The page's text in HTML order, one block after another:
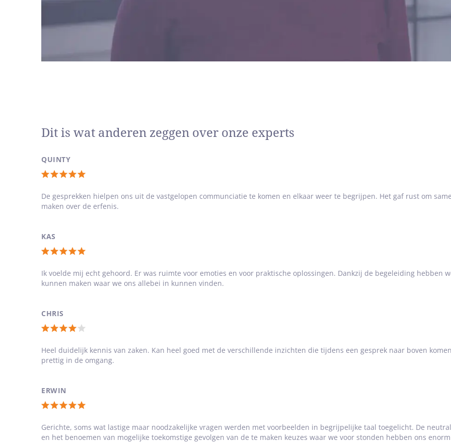
Het raakt me telkens opnieuw als mensen na afloop zeggen: “We
onze relatie.” Want dan weet ik dat het proces niet alleen over loslaten
duidelijke, toegankelijke manier van communiceren. “Eindelijk begrijp ik
Dit is wat anderen zeggen over onze experts
QUINTY
Totale
waardering:
5
5
sterren
De gesprekken hielpen ons uit de vastgelopen communciatie te komen en elkaar weer te begrijpen. Het gaf rust om
maken over de erfenis.
KAS
Totale
waardering:
5
5
sterren
Ik voelde mij echt gehoord. Er was ruimte voor emoties en voor praktische oplossingen. Dankzij de begeleiding hebben
kunnen maken waar we ons allebei in kunnen vinden.
CHRIS
Totale
waardering:
4
5
sterren
Heel duidelijk kennis van zaken. Kan heel goed met de verschillende inzichten die tijdens een gesprek naar boven
prettig in de omgang.
ERWIN
Totale
waardering:
5
Gerichte, soms wat lastige maar noodzakelijke vragen werden met voorbeelden in begrijpelijke taal toegelicht. De
en het benoemen van mogelijke toekomstige gevolgen van de te maken keuzes waar we voor stonden hebben ons